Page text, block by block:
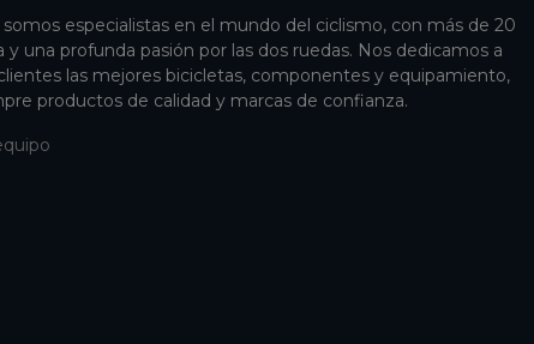
somos especialistas en el mundo del ciclismo, con más de 20
y una profunda pasión por las dos ruedas. Nos dedicamos a
las mejores bicicletas, componentes y equipamiento,
productos de calidad y marcas de confianza.